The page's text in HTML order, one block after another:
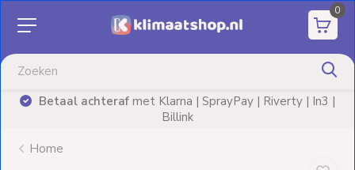
0
Betaal achterafmet Klarna | SprayPay | Riverty | In3 |
Billink
Aanbiedingen
verwarming
Home